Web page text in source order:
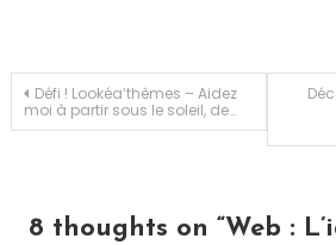
Navigation
l’article
Défi ! Lookéa’thèmes – Aidez
moi à partir sous le soleil, de…
8 thoughts on “Web :